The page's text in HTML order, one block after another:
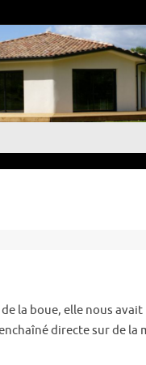
la boue, elle nous
directe sur de